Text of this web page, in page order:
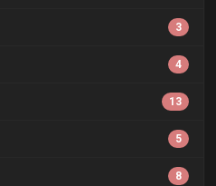
3
4
13
5
8